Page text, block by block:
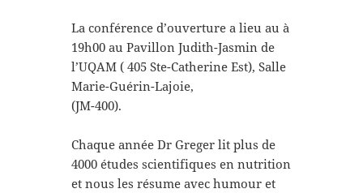
La conférence d’ouverture a lieu au à
19h00 au Pavillon Judith-Jasmin de
l’UQAM ( 405 Ste-Catherine Est), Salle
Marie-Guérin-Lajoie,
(JM-400).
Chaque année Dr Greger lit plus de
4000 études scientifiques en nutrition
et nous les résume avec humour et